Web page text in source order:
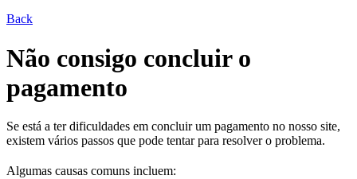
Back
Não consigo concluir o
pagamento
Se está a ter dificuldades em concluir um pagamento no nosso site,
existem vários passos que pode tentar para resolver o problema.
Algumas causas comuns incluem: